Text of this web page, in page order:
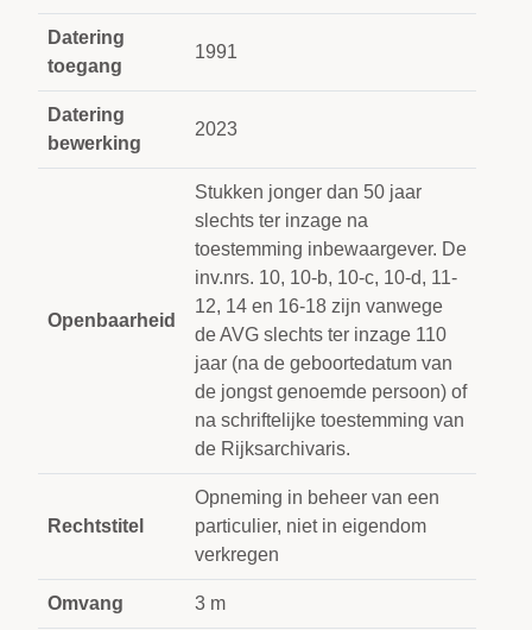
Datering
toegang
1991
Datering
bewerking
2023
Openbaarheid
Stukken jonger dan 50 jaar
slechts ter inzage na
toestemming inbewaargever. De
inv.nrs. 10, 10-b, 10-c, 10-d, 11-
12, 14 en 16-18 zijn vanwege
de AVG slechts ter inzage 110
jaar (na de geboortedatum van
de jongst genoemde persoon) of
na schriftelijke toestemming van
de Rijksarchivaris.
Rechtstitel
Opneming in beheer van een
particulier, niet in eigendom
verkregen
Omvang 3 m